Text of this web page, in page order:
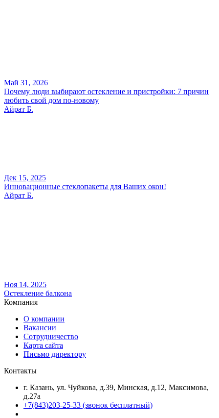
Май 31, 2026
Почему люди выбирают остекление и пристройки: 7 причин
любить свой дом по-новому
Айрат Б.
Дек 15, 2025
Инновационные стеклопакеты для Ваших окон!
Айрат Б.
Ноя 14, 2025
Остекление балкона
Компания
О компании
Вакансии
Сотрудничество
Карта сайта
Письмо директору
Контакты
г. Казань, ул. Чуйкова, д.39, Минская, д.12, Максимова,
д.27а
+7(843)203-25-33 (звонок бесплатный)